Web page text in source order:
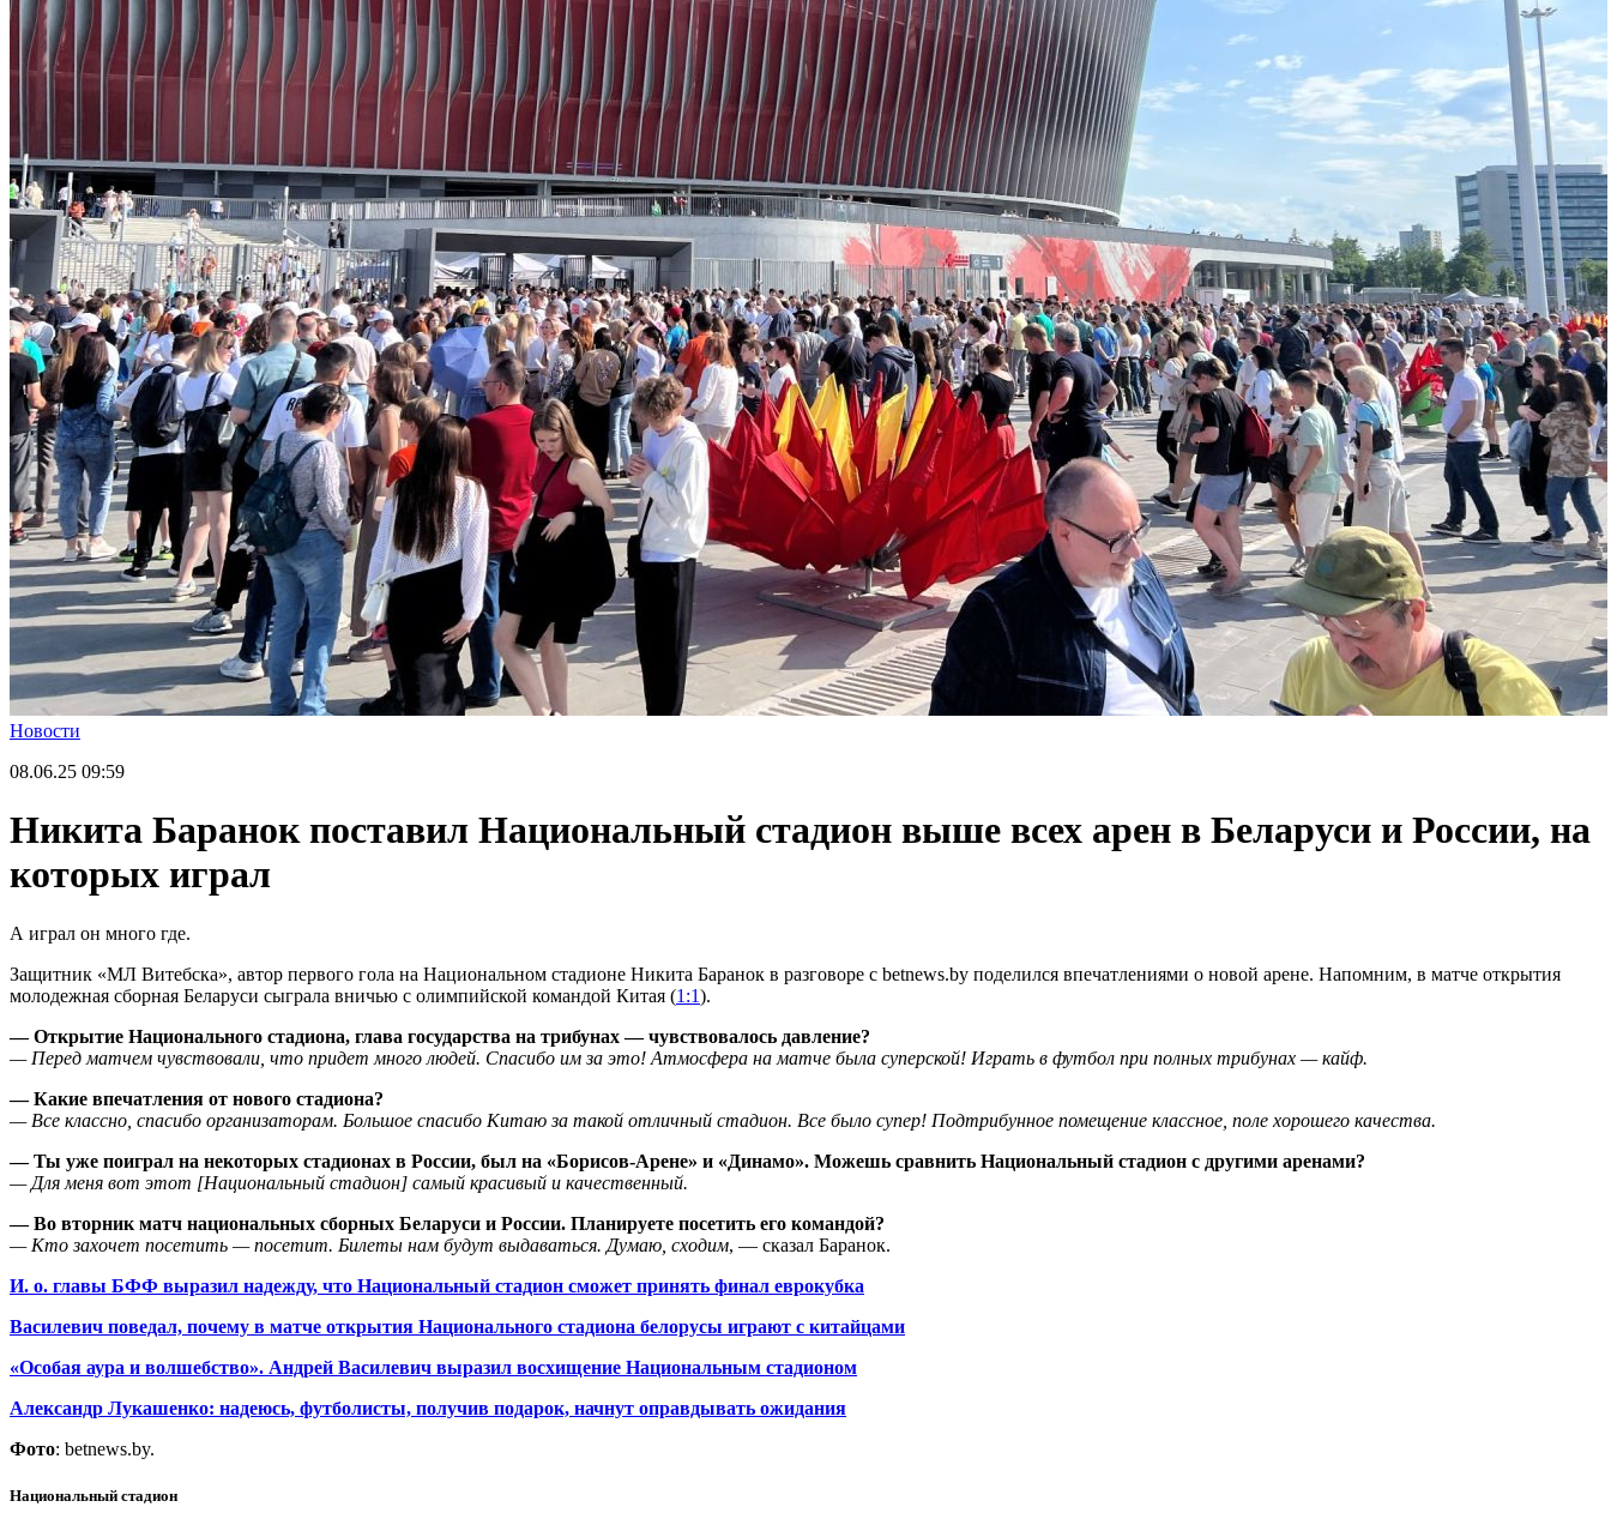
Новости
08.06.25 09:59
Никита Баранок поставил Национальный стадион выше всех арен в Беларуси и России, на
которых играл
А играл он много где.
Защитник «МЛ Витебска», автор первого гола на Национальном стадионе Никита Баранок в разговоре с betnews.by поделился впечатлениями о новой арене. Напомним, в матче открытия
молодежная сборная Беларуси сыграла вничью с олимпийской командой Китая (1:1).
—Открытие Национального стадиона, глава государства на трибунах—чувствовалось давление?
—Перед матчем чувствовали, что придет много людей. Спасибо им за это! Атмосфера на матче была суперской! Играть в футбол при полных трибунах —кайф.
—Какие впечатления от нового стадиона?
—Все классно, спасибо организаторам. Большое спасибо Китаю за такой отличный стадион. Все было супер! Подтрибунное помещение классное поле хорошего качества.
—Ты уже поиграл на некоторых стадионах в России, был на «Борисов-Арене» и «Динамо». Можешь сравнить Национальный стадион с другими аренами?
—Для меня вот этот [Национальный стадион] самый красивый и качественный.
—Во вторник матч национальных сборных Беларуси и России. Планируете посетить его командой?
—Кто захочет посетить —посетит. Билеты нам будут выдаваться. Думаю, сходим, — сказал Баранок.
И. о. главы БФФ выразил надежду, что Национальный стадион сможет принять финал еврокубка
Василевич поведал, почему в матче открытия Национального стадиона белорусы играют с китайцами
«Особая аура и волшебство». Андрей Василевич выразил восхищение Национальным стадионом
Александр Лукашенко: надеюсь, футболисты, получив подарок, начнут оправдывать ожидания
Фото: betnews.by.
Национальный стадион